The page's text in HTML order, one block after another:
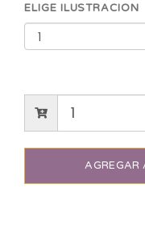
ELIGE ILUSTRACION